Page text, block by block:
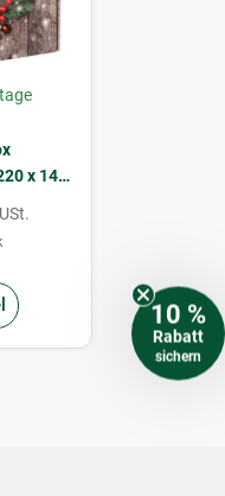
x 149
10 %
Rabatt
sichern